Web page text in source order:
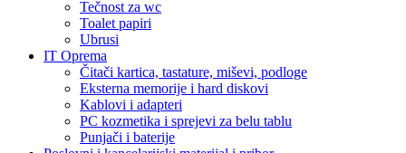
Tečnost za wc
Toalet papiri
Ubrusi
IT Oprema
Čitači kartica, tastature, miševi, podloge
Eksterna memorije i hard diskovi
Kablovi i adapteri
PC kozmetika i sprejevi za belu tablu
Punjači i baterije